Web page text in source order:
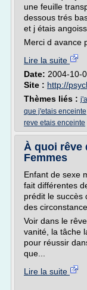
une feuille
dessous trés
et j étais
Merci d avance
Lire la suite
Date: 2004-10-
Site : http://
Thèmes liés :
que j'etais enceinte
reve etais enceinte
À quoi rêve
Femmes
Enfant de sexe
fait différentes
prédit le succès
des
Voir dans le
vanité, la tâche
pour réussir
que...
Lire la suite